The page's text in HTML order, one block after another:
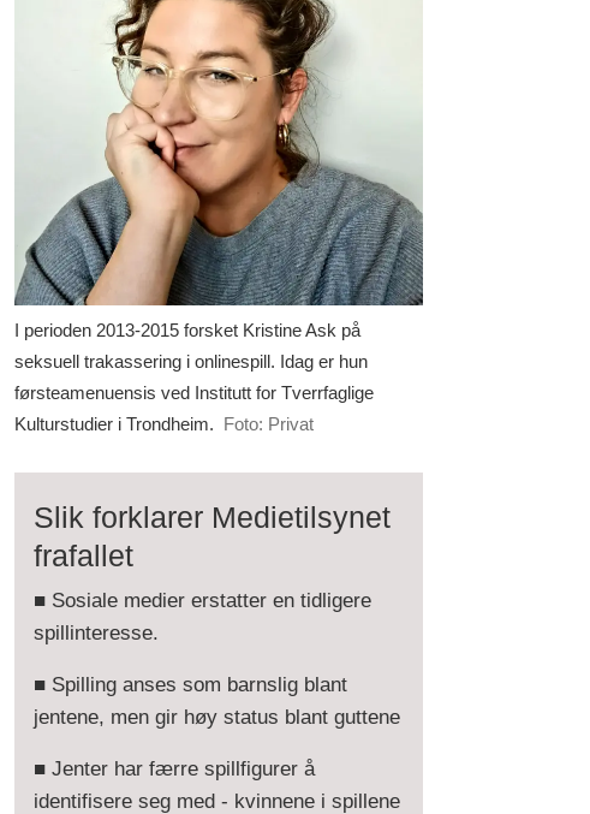
I perioden 2013-2015 forsket Kristine Ask på
seksuell trakassering i onlinespill. Idag er hun
førsteamenuensis ved Institutt for Tverrfaglige
Kulturstudier i Trondheim. Foto: Privat
Slik forklarer Medietilsynet
frafallet
■ Sosiale medier erstatter en tidligere
spillinteresse.
■ Spilling anses som barnslig blant
jentene, men gir høy status blant guttene
■ Jenter har færre spillfigurer å
identifisere seg med - kvinnene i spillene